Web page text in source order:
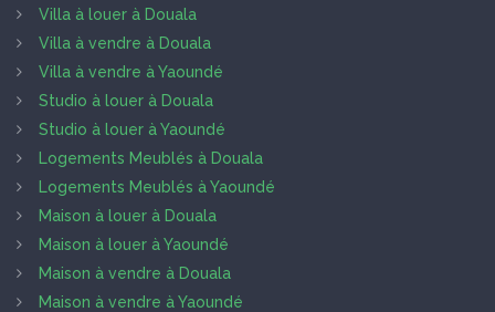
Villa à louer à Douala
Villa à vendre à Douala
Villa à vendre à Yaoundé
Studio à louer à Douala
Studio à louer à Yaoundé
Logements Meublés à Douala
Logements Meublés à Yaoundé
Maison à louer à Douala
Maison à louer à Yaoundé
Maison à vendre à Douala
Maison à vendre à Yaoundé